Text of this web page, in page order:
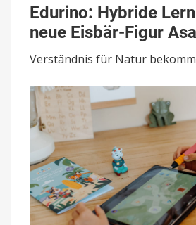
Hybride
Lern-
App
neue
Figur
Asa
vor
Edurino: Hybride
neue Eisbär-Figur
Verständnis für Natur